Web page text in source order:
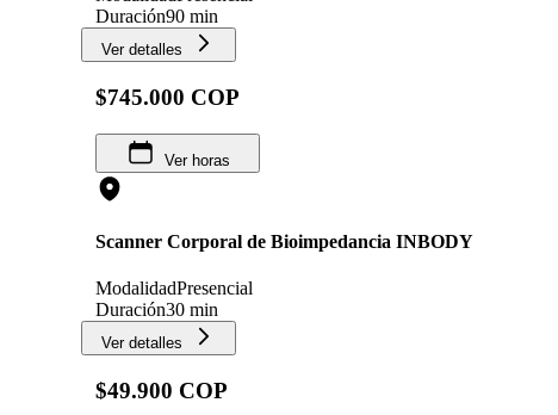
Duración90 min
Ver detalles
$745.000 COP
Ver horas
Scanner Corporal de Bioimpedancia INBODY
ModalidadPresencial
Duración30 min
Ver detalles
$49.900 COP